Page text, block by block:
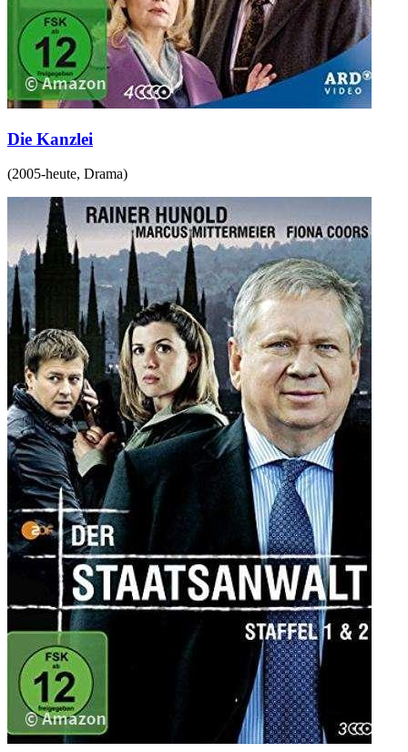
Die Kanzlei
(2005-heute, Drama)